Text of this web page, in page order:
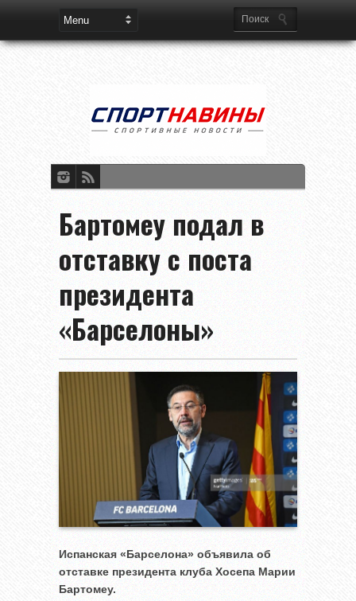
Бартомеу подал в
отставку с поста
президента
«Барселоны»
Испанская «Барселона» объявила об
отставке президента клуба Хосепа Марии
Бартомеу.